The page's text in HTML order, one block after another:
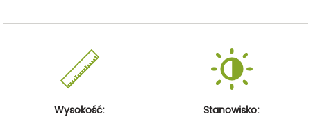
Wysokość:
Stanowisko: